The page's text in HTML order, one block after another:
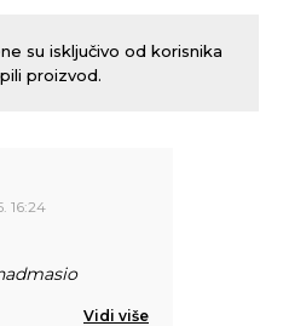
su isključivo od korisnika
proizvod.
16:24
Vidi više